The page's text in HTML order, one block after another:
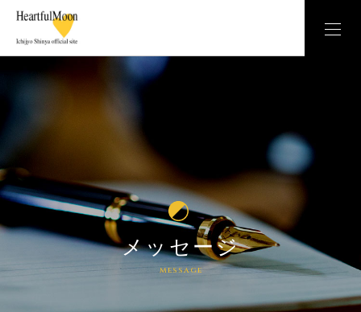
メッセージ
message